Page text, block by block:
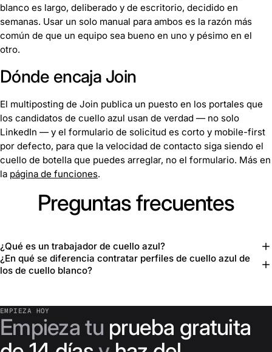
blanco es largo, deliberado y de escritorio, decidido en
semanas. Usar un solo manual para ambos es la razón más
común de que un equipo sea bueno en uno y pésimo en el
otro.
Dónde encaja Join
El multiposting de Join publica un puesto en los portales que
los candidatos de cuello azul usan de verdad — no solo
LinkedIn — y el formulario de solicitud es corto y mobile-first
por defecto, para que la velocidad de contacto siga siendo el
cuello de botella que puedes arreglar, no el formulario. Más en
la página de funciones.
Preguntas frecuentes
¿Qué es un trabajador de cuello azul?
¿En qué se diferencia contratar perfiles de cuello azul de
los de cuello blanco?
EMPIEZA HOY
Empieza tu prueba gratuita